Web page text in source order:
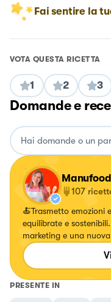
Fai sentire la
VOTA QUESTA RICETTA
1 2 3
Domande e
107
🍝Trasmetto emozioni
equilibrate e
marketing e una
mondo del cibo con
PRESENTE IN